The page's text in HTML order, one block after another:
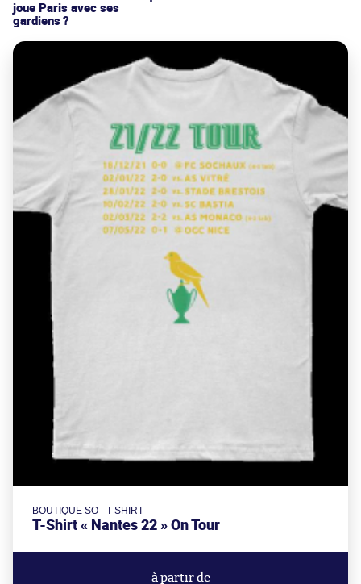
joue Paris avec ses
gardiens ?
BOUTIQUE SO - T-SHIRT
T-Shirt « Nantes 22 » On Tour
à partir de